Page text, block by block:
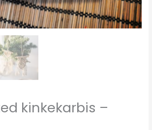
kinkekarbis –